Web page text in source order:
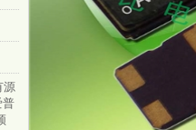
源
普